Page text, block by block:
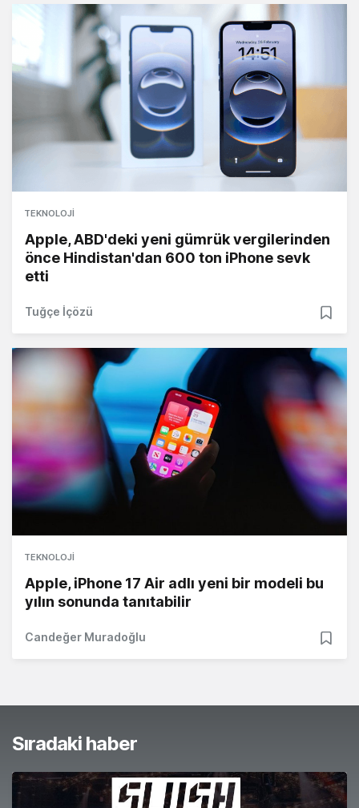
TEKNOLOJI
Apple, ABD'deki yeni gümrük vergilerinden
önce Hindistan'dan 600 ton iPhone sevk
etti
Tuğçe İçözü
TEKNOLOJI
Apple, iPhone 17 Air adlı yeni bir modeli bu
yılın sonunda tanıtabilir
Candeğer Muradoğlu
Sıradaki haber